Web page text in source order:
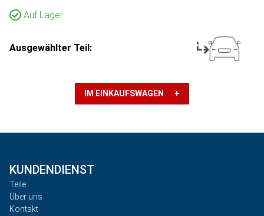
Auf Lager
Ausgewählter Teil:
IM EINKAUFSWAGEN +
KUNDENDIENST
Teile
Über uns
Kontakt